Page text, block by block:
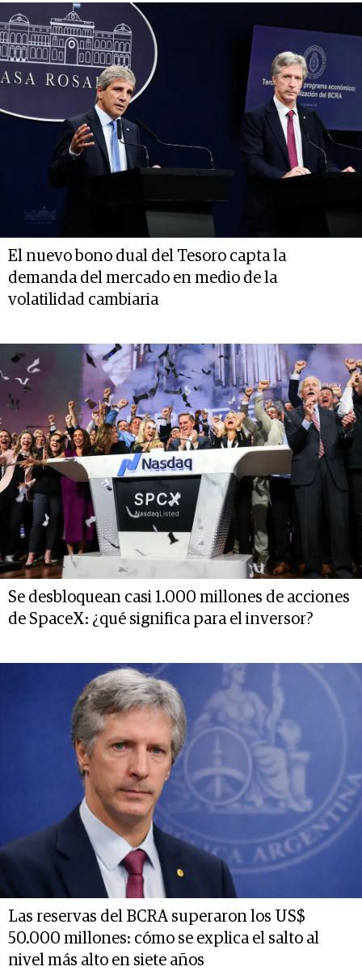
El nuevo bono dual del Tesoro capta la
demanda del mercado en medio de la
volatilidad cambiaria
Se desbloquean casi 1.000 millones de acciones
de SpaceX: ¿qué significa para el inversor?
Las reservas del BCRA superaron los US$
50.000 millones: cómo se explica el salto al
nivel más alto en siete años